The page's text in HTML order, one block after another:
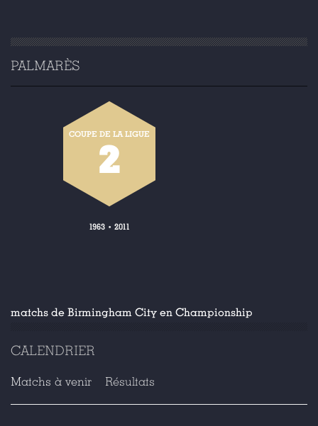
PALMARÈS
COUPE DE LA LIGUE
2
1963 • 2011
matchs de Birmingham City en Championship
CALENDRIER
Matchs à venir Résultats